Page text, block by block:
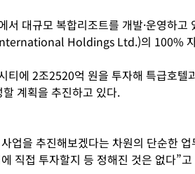
대규모 복합리조트를 개발·운영하고
Holdings Ltd.)의 100%
티에 2조2520억 원을 투자해 특급호텔
계획을 추진하고 있다.
업을 추진해보겠다는 차원의 단순한 업
직접 투자할지 등 정해진 것은 없다”